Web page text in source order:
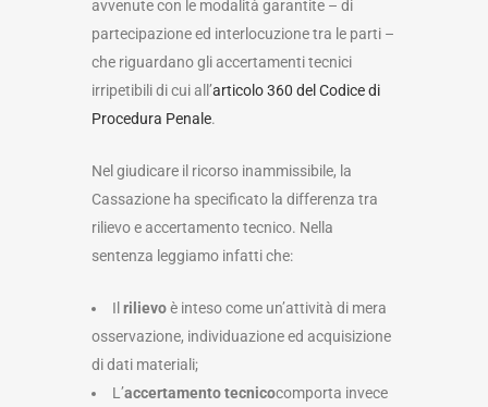
avvenute con le modalità garantite – di
partecipazione ed interlocuzione tra le parti –
che riguardano gli accertamenti tecnici
irripetibili di cui all’articolo 360 del Codice di
Procedura Penale.
Nel giudicare il ricorso inammissibile, la
Cassazione ha specificato la differenza tra
rilievo e accertamento tecnico. Nella
sentenza leggiamo infatti che:
Il rilievoè inteso come un’attività di mera
osservazione, individuazione ed acquisizione
di dati materiali;
L’accertamento tecnicocomporta invece